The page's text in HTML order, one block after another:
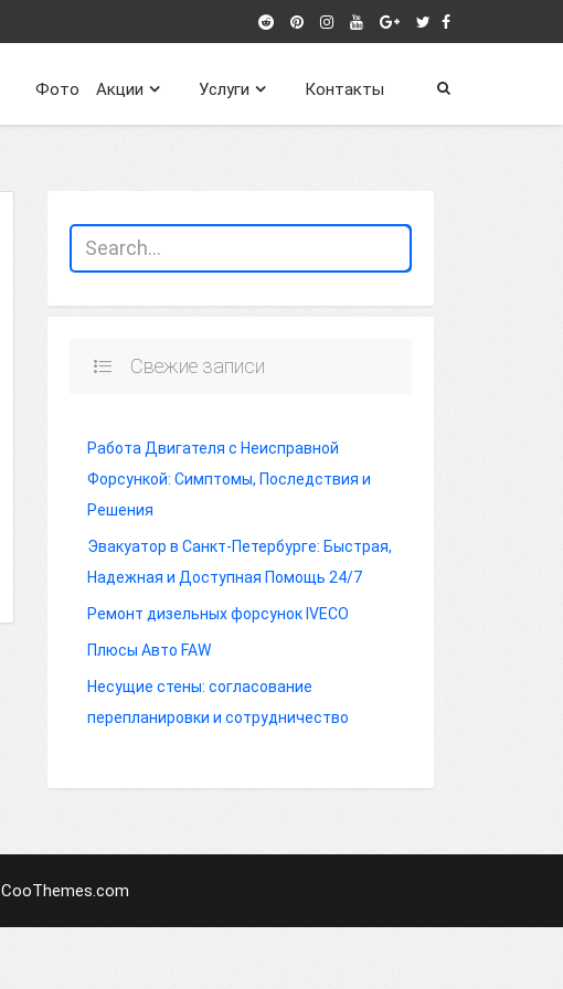
Контакты
Услуги
Акции
Фото
Свежие записи
Работа Двигателя с Неисправной
Форсункой: Симптомы, Последствия и
Решения
Эвакуатор в Санкт-Петербурге: Быстрая,
Надежная и Доступная Помощь 24/7
Ремонт дизельных форсунок IVECO
Плюсы Авто FAW
Несущие стены: согласование
перепланировки и сотрудничество
CooThemes.com